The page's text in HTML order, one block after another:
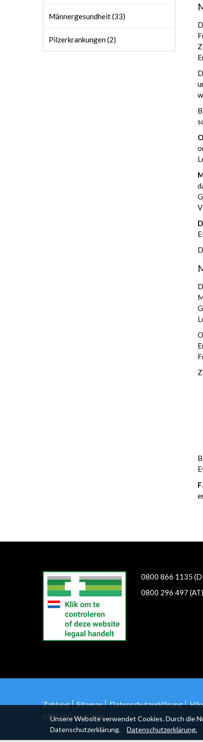
Männergesundheit (33)
Pilzerkrankungen (2)
0800 866 1135
0800 296 497 (AT)
Zahlung Sitemap Datenschutzerklärung
Affiliate programm
Unsere Website verwendet Cookies. Durch die
Datenschutzerklärung.
Datenschutzerklärung.